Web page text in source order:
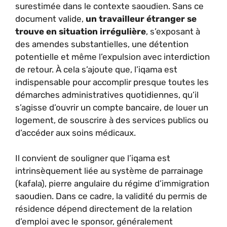
surestimée dans le contexte saoudien. Sans ce
document valide, un travailleur étranger se
trouve en situation irrégulière, s’exposant à
des amendes substantielles, une détention
potentielle et même l’expulsion avec interdiction
de retour. À cela s’ajoute que, l’iqama est
indispensable pour accomplir presque toutes les
démarches administratives quotidiennes, qu’il
s’agisse d’ouvrir un compte bancaire, de louer un
logement, de souscrire à des services publics ou
d’accéder aux soins médicaux.
Il convient de souligner que l’iqama est
intrinsèquement liée au système de parrainage
(kafala), pierre angulaire du régime d’immigration
saoudien. Dans ce cadre, la validité du permis de
résidence dépend directement de la relation
d’emploi avec le sponsor, généralement